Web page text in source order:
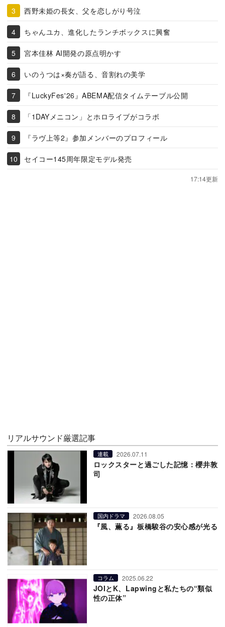
西野未姫の長女、父を恋しがり号泣
ちゃんユカ、進化したランチボックスに興奮
宮本佳林 AI開発の原点明かす
いのうつは×奏が語る、音割れの美学
『LuckyFes'26』ABEMA配信タイムテーブル公開
「1DAYメニコン」とホロライブがコラボ
『ラヴ上等2』参加メンバーのプロフィール
セイコー145周年限定モデル発売
17:14更新
リアルサウンド厳選記事
連載 2026.07.11
ロックスターと過ごした記憶：櫻井敦
司
国内ドラマ 2026.08.05
『風、薫る』板橋駿谷の安心感が光る
コラム 2025.06.22
JOIとK、Lapwingと私たちの“類似
性の正体”